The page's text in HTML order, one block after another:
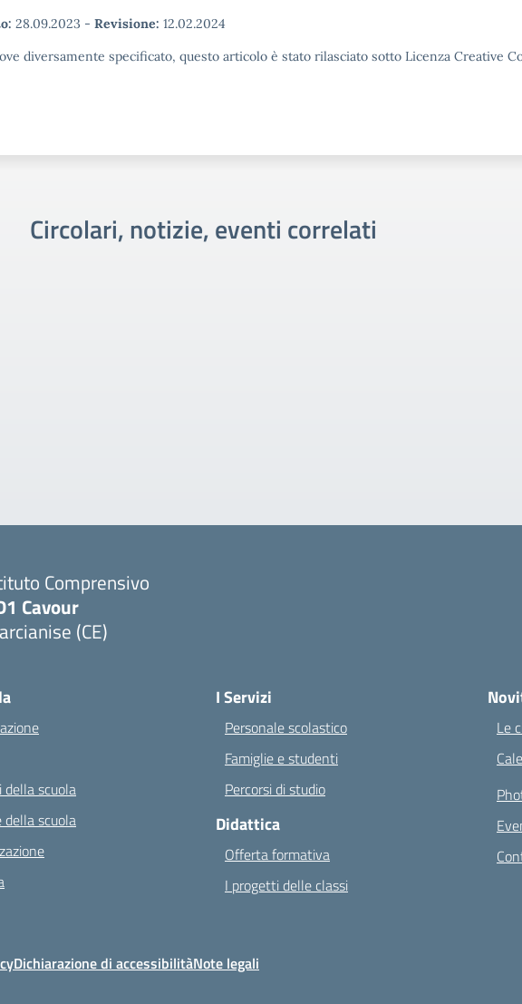
28.09.2023 - Revisione: 12.02.2024
diversamente specificato, questo articolo è stato rilasciato sotto Licenza Creative
Circolari, notizie, eventi correlati
Comprensivo
Cavour
(CE)
della scuola
della scuola
I Servizi
Personale scolastico
Famiglie e studenti
Percorsi di studio
Didattica
Offerta formativa
I progetti delle classi
Le
Dichiarazione di accessibilitàNote legali